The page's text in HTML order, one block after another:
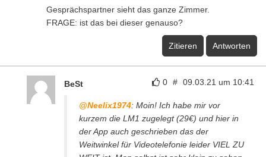
Gesprächspartner sieht das ganze Zimmer.
FRAGE: ist das bei dieser genauso?
Zitieren Antworten
0 # 09.03.21 um 10:41
BeSt
@Neelix1974: Moin! Ich habe mir vor
kurzem die LM1 zugelegt (29€) und hier in
der App auch geschrieben das der
Weitwinkel für Videotelefonie leider VIEL ZU